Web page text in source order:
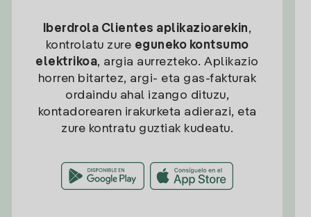
Iberdrola Clientes aplikazioarekin,
kontrolatu zure eguneko kontsumo
elektrikoa, argia aurrezteko. Aplikazio
horren bitartez, argi- eta gas-fakturak
ordaindu ahal izango dituzu,
kontadorearen irakurketa adierazi, eta
zure kontratu guztiak kudeatu.